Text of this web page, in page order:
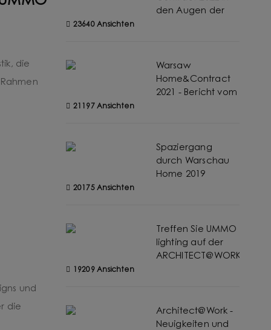
die
und
die
den Augen der
23640 Ansichten
Warsaw
Home&Contract
2021 - Bericht vom
21197 Ansichten
Spaziergang
durch Warschau
Home 2019
20175 Ansichten
Treffen Sie UMMO
lighting auf der
ARCHITECT@WORK-
19209 Ansichten
Architect@Work -
Neuigkeiten und